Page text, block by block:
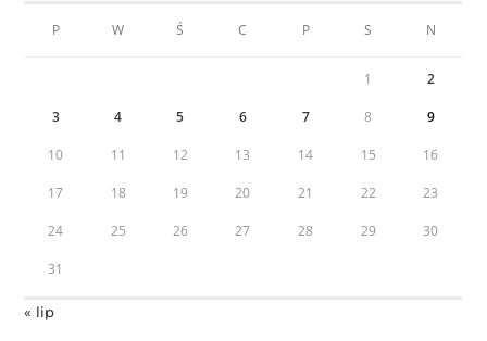
P W Ś C P S N
1 2
3 4 5 6 7 8 9
10 11 12 13 14 15 16
17 18 19 20 21 22 23
24 25 26 27 28 29 30
31
« lip